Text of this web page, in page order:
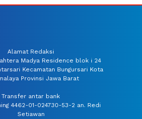
Alamat Redaksi
Madya Residence blok i 24
Kecamatan Bungursari Kota
Provinsi Jawa Barat
Transfer antar bank
4462-01-024730-53-2 an. Redi
Setiawan